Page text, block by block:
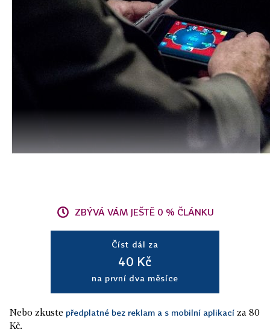
ZBÝVÁ VÁM JEŠTĚ 0 % ČLÁNKU
Číst dál za
40 Kč
na první dva měsíce
Nebo zkuste předplatné bez reklam a s mobilní aplikací za 80
Kč.